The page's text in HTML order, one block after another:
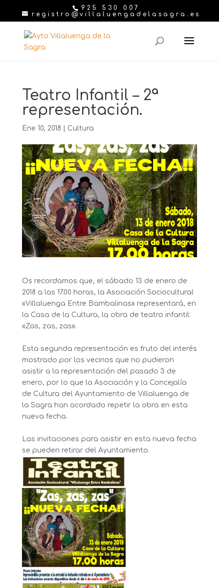
925 530 007
registro@villaluengadelasagra.es
Teatro Infantil – 2ª
representación.
Ene 10, 2018 Cultura
Os recordamos que, el sábado 13 de enero de
2018 a las 17.00 horas, la Asociación Sociocultural
«Villaluenga Entre Bambalinas» representará, en
la Casa de la Cultura, la obra de teatro infantil:
«Zas, zas, zas».
Esta segunda representación es fruto del interés
mostrado por los vecinos que no pudieron
asistir a la representación del pasado 3 de
enero, por lo que la Asociación y la Concejalía
de Cultura del Ayuntamiento de Villaluenga de
la Sagra han acordado repetir la obra en esta
nueva fecha.
Las invitaciones para asistir en esta nueva fecha
se pueden retirar del Ayuntamiento.